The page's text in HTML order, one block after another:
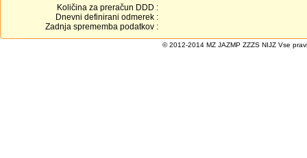
Količina za preračun DDD :
Dnevni definirani odmerek :
Zadnja sprememba podatkov :
© 2012-2014 MZ JAZMP ZZZS NIJZ Vse